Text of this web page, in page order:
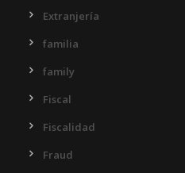
Extranjería
familia
family
Fiscal
Fiscalidad
Fraud